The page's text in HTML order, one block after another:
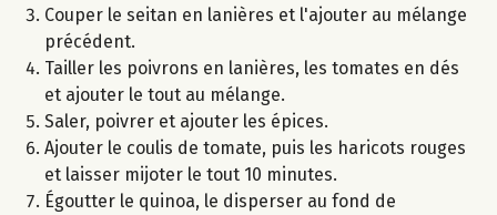
Couper le seitan en lanières et l'ajouter au mélange
précédent.
Tailler les poivrons en lanières, les tomates en dés
et ajouter le tout au mélange.
Saler, poivrer et ajouter les épices.
Ajouter le coulis de tomate, puis les haricots rouges
et laisser mijoter le tout 10 minutes.
Égoutter le quinoa, le disperser au fond de